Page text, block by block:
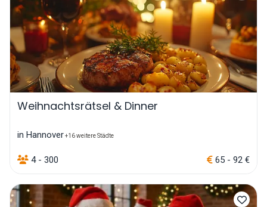
Weihnachtsrätsel & Dinner
in Hannover+16 weitere Städte
4 - 300 65 - 92 €